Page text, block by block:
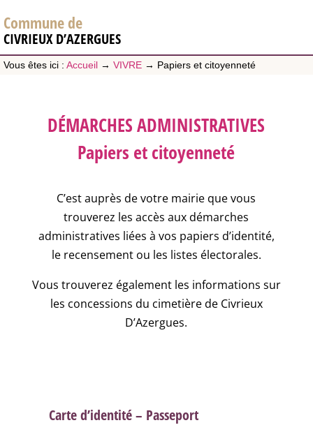
Commune de
CIVRIEUX D’AZERGUES
Vous êtes ici : Accueil → VIVRE → Papiers et citoyenneté
DÉMARCHES ADMINISTRATIVES
Papiers et citoyenneté
C’est auprès de votre mairie que vous
trouverez les accès aux démarches
administratives liées à vos papiers d’identité,
le recensement ou les listes électorales.
Vous trouverez également les informations sur
les concessions du cimetière de Civrieux
D’Azergues.
Carte d’identité – Passeport